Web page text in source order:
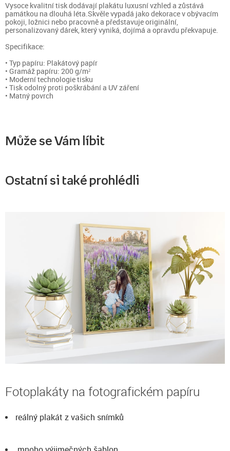
Vysoce kvalitní tisk dodávají plakátu luxusní vzhled a zůstává
památkou na dlouhá léta.Skvěle vypadá jako dekorace v obývacím
pokoji, ložnici nebo pracovně a představuje originální,
personalizovaný dárek, který vyniká, dojímá a opravdu překvapuje.
Specifikace:
• Typ papíru: Plakátový papír
• Gramáž papíru: 200 g/m²
• Moderní technologie tisku
• Tisk odolný proti poškrábání a UV záření
• Matný povrch
Může se Vám líbit
Ostatní si také prohlédli
Fotoplakáty na fotografickém papíru
reálný plakát z vašich snímků